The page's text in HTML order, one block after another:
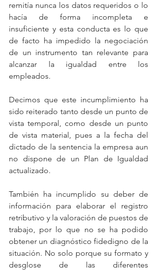
remitía nunca los datos requeridos o lo
hacía de forma incompleta e
insuficiente y esta conducta es lo que
de facto ha impedido la negociación
de un instrumento tan relevante para
alcanzar la igualdad entre los
empleados.
Decimos que este incumplimiento ha
sido reiterado tanto desde un punto de
vista temporal, como desde un punto
de vista material, pues a la fecha del
dictado de la sentencia la empresa aun
no dispone de un Plan de Igualdad
actualizado.
También ha incumplido su deber de
información para elaborar el registro
retributivo y la valoración de puestos de
trabajo, por lo que no se ha podido
obtener un diagnóstico fidedigno de la
situación. No solo porque su formato y
desglose de las diferentes